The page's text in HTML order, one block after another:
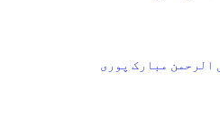
الرحمن مبارک پوری